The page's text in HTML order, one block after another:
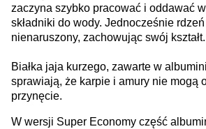
zaczyna szybko pracować i oddawać
składniki do wody. Jednocześnie
nienaruszony, zachowując swój kształt.
Białka jaja kurzego, zawarte w
sprawiają, że karpie i amury nie mogą
przynęcie.
W wersji Super Economy część